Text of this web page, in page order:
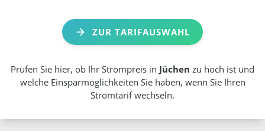
ZUR TARIFAUSWAHL
Prüfen Sie hier, ob Ihr Strompreis in Jüchen zu hoch ist und
welche Einsparmöglichkeiten Sie haben, wenn Sie Ihren
Stromtarif wechseln.